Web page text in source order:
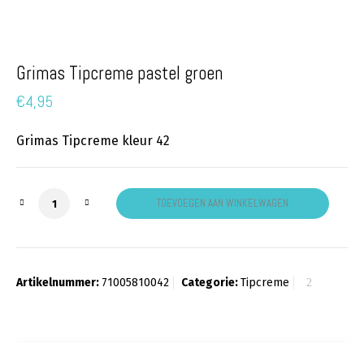
Grimas Tipcreme pastel groen
€4,95
Grimas Tipcreme kleur 42
Grimas Tipcreme pastel groen aantal
TOEVOEGEN AAN WINKELWAGEN
Artikelnummer: 71005810042 Categorie:Tipcreme